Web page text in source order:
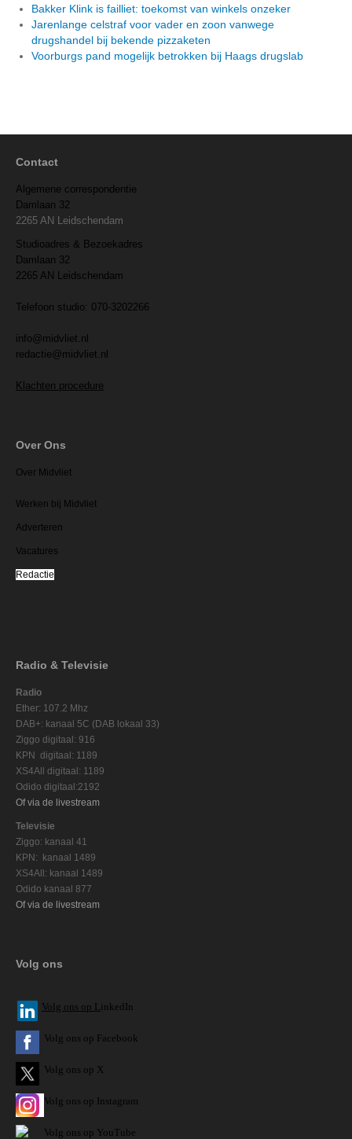
Bakker Klink is failliet: toekomst van winkels onzeker
Jarenlange celstraf voor vader en zoon vanwege
drugshandel bij bekende pizzaketen
Voorburgs pand mogelijk betrokken bij Haags drugslab
Contact
Algemene correspondentie
Damlaan 32
2265 AN Leidschendam
Studioadres & Bezoekadres
Damlaan 32
2265 AN Leidschendam
Telefoon studio: 070-3202266
info@midvliet.nl
redactie@midvliet.nl
Klachten procedure
Over Ons
Over Midvliet
Werken bij Midvliet
Adverteren
Vacatures
Redactie
Radio & Televisie
Radio
Ether: 107.2 Mhz
DAB+: kanaal 5C (DAB lokaal 33)
Ziggo digitaal: 916
KPN digitaal: 1189
XS4All digitaal: 1189
Odido digitaal:2192
Of via de livestream
Televisie
Ziggo: kanaal 41
KPN: kanaal 1489
XS4All: kanaal 1489
Odido kanaal 877
Of via de livestream
Volg ons
Volg ons op L inkedIn
Volg ons op Facebook
Volg ons op X
Volg ons op Instagram
Volg ons op YouTube